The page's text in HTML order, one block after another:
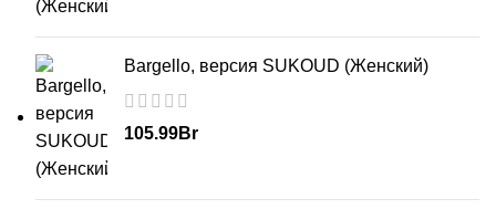
Bargello, версия SUKOUD (Женский)
105.99Br